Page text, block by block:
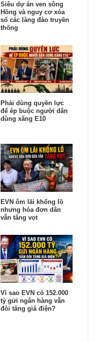
Siêu dự án ven sông
Hồng và nguy cơ xóa
sổ các làng đào truyền
thống
Phải dùng quyền lực
để ép buộc người dân
dùng xăng E10
EVN ôm lãi khổng lồ
nhưng hóa đơn dân
vẫn tăng vọt
Vì sao EVN có 152.000
tỷ gửi ngân hàng vẫn
đòi tăng giá điện?